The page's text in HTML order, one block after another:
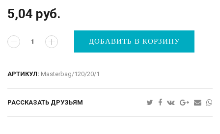
5,04 руб.
ДОБАВИТЬ В КОРЗИНУ
АРТИКУЛ: Masterbag/120/20/1
РАССКАЗАТЬ ДРУЗЬЯМ